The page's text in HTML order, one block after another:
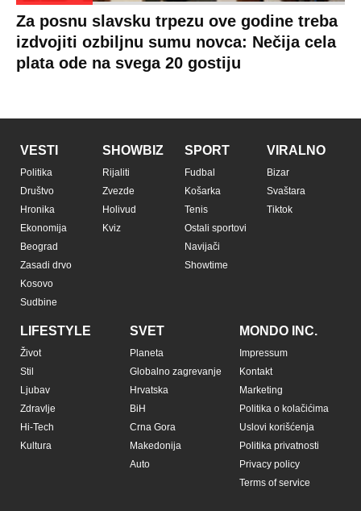
Za posnu slavsku trpezu ove godine treba
izdvojiti ozbiljnu sumu novca: Nečija cela
plata ode na svega 20 gostiju
VESTI
Politika
Društvo
Hronika
Ekonomija
Beograd
Zasadi drvo
Kosovo
Sudbine
SHOWBIZ
Rijaliti
Zvezde
Holivud
Kviz
SPORT
Fudbal
Košarka
Tenis
Ostali sportovi
Navijači
Showtime
VIRALNO
Bizar
Svaštara
Tiktok
LIFESTYLE
Život
Stil
Ljubav
Zdravlje
Hi-Tech
Kultura
SVET
Planeta
Globalno zagrevanje
Hrvatska
BiH
Crna Gora
Makedonija
Auto
MONDO INC.
Impressum
Kontakt
Marketing
Politika o kolačićima
Uslovi korišćenja
Politika privatnosti
Privacy policy
Terms of service